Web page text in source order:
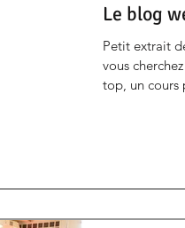
Le blog
Petit extrait
vous
top, un cours